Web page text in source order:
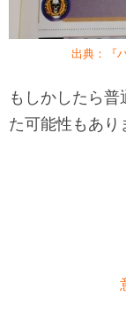
出典：『
もしかしたら普
た可能性もあり